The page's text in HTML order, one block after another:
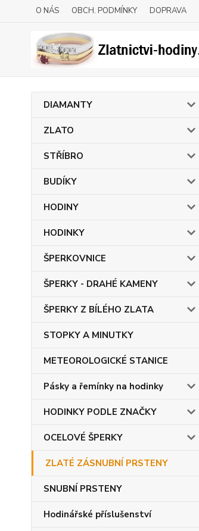
O NÁS OBCH. PODMÍNKY DOPRAVA
DIAMANTY
ZLATO
STŘÍBRO
BUDÍKY
HODINY
HODINKY
ŠPERKOVNICE
ŠPERKY - DRAHÉ KAMENY
ŠPERKY Z BÍLÉHO ZLATA
STOPKY A MINUTKY
METEOROLOGICKÉ STANICE
Pásky a řemínky na hodinky
HODINKY PODLE ZNAČKY
OCELOVÉ ŠPERKY
ZLATÉ ZÁSNUBNÍ PRSTENY
SNUBNÍ PRSTENY
Hodinářské příslušenství